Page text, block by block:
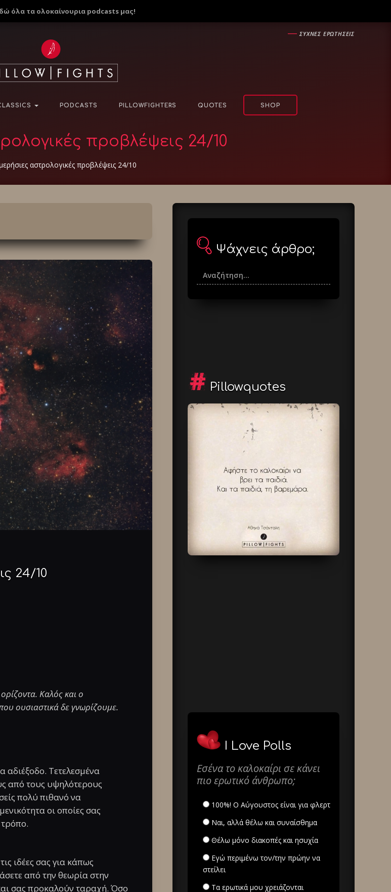
όλα τα ολοκαίνουρια podcasts μας!
―ΣΥΧΝΕΣ ΕΡΩΤΗΣΕΙΣ
PODCASTS PILLOWFIGHTERS QUOTES SHOP
προβλέψεις 24/10
αστρολογικές προβλέψεις 24/10
24/10
Καλός και ο
ουσιαστικά δε γνωρίζουμε.
αδιέξοδο. Τετελεσμένα
από τους υψηλότερους
πολύ πιθανό να
οι οποίες σας
τρόπο.
ιδέες σας για κάπως
από την θεωρία στην
σας προκαλούν ταραχή. Όσο
Ψάχνεις άρθρο;
Pillowquotes
I Love Polls
Εσένα το καλοκαίρι σε κάνει
πιο ερωτικό άνθρωπο;
100%! Ο Αύγουστος είναι για φλερτ
Ναι, αλλά θέλω και συναίσθημα
Θέλω μόνο διακοπές και ησυχία
Εγώ περιμένω τον/την πρώην να
στείλει
Τα ερωτικά μου χρειάζονται